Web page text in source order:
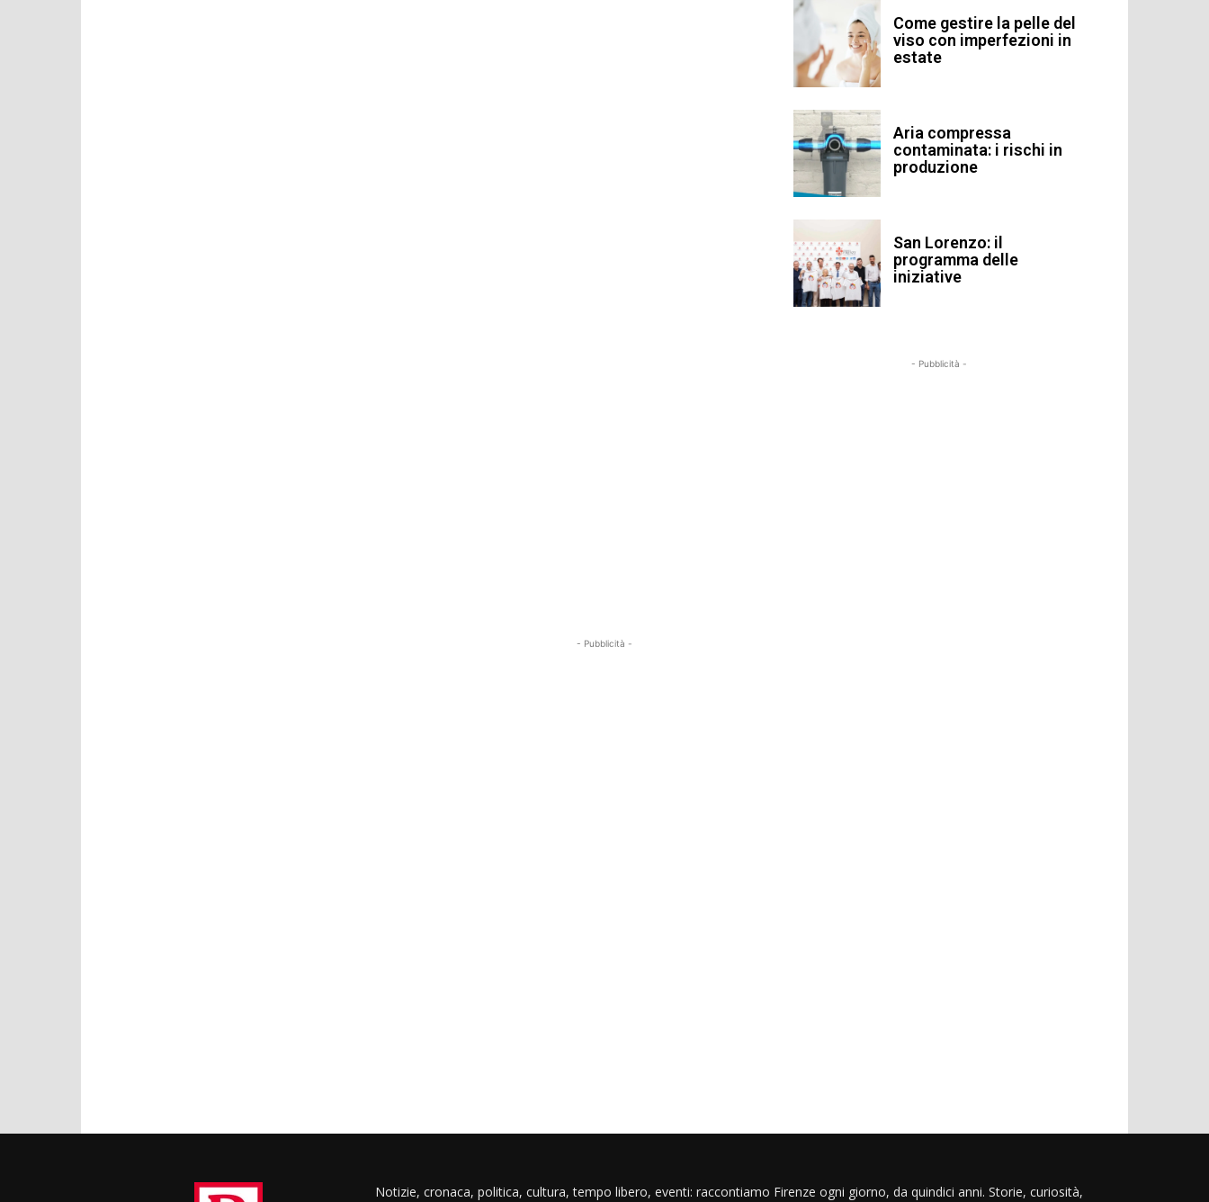
Come gestire la pelle del
viso con imperfezioni in
estate
Aria compressa
contaminata: i rischi in
produzione
San Lorenzo: il
programma delle
iniziative
- Pubblicità -
- Pubblicità -
Notizie, cronaca, politica, cultura, tempo libero, eventi: raccontiamo Firenze ogni giorno, da quindici anni. Storie, curiosità,